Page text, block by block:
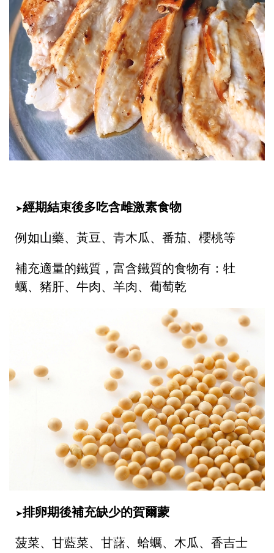
➤經期結束後多吃含雌激素食物
例如山藥、黃豆、青木瓜、番茄、櫻桃等
補充適量的鐵質，富含鐵質的食物有：牡
蠣、豬肝、牛肉、羊肉、葡萄乾
➤排卵期後補充缺少的賀爾蒙
菠菜、甘藍菜、甘藷、蛤蠣、木瓜、香吉士